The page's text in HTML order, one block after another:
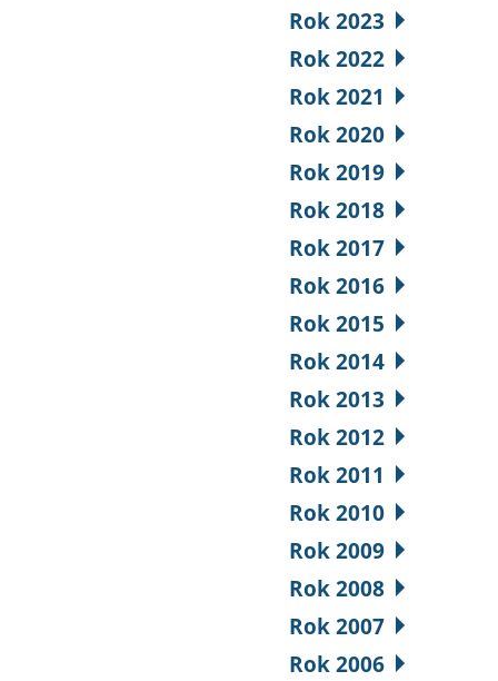
Rok 2023
Rok 2022
Rok 2021
Rok 2020
Rok 2019
Rok 2018
Rok 2017
Rok 2016
Rok 2015
Rok 2014
Rok 2013
Rok 2012
Rok 2011
Rok 2010
Rok 2009
Rok 2008
Rok 2007
Rok 2006